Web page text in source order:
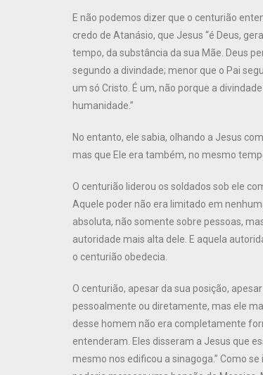
E não podemos dizer que o centurião
credo de Atanásio, que Jesus “é Deus,
tempo, da substância da sua Mãe. Deus
segundo a divindade; menor que o Pai
um só Cristo. É um, não porque a
humanidade.”
No entanto, ele sabia, olhando a Jesus
mas que Ele era também, no mesmo
O centurião liderou os soldados sob ele
Aquele poder não era limitado em
absoluta, não somente sobre pessoas,
autoridade mais alta dele. E aquela
o centurião obedecia.
O centurião, apesar da sua posição,
pessoalmente ou diretamente, mas ele
desse homem não era completamente
entenderam. Eles disseram a Jesus que
mesmo nos edificou a sinagoga.” Como